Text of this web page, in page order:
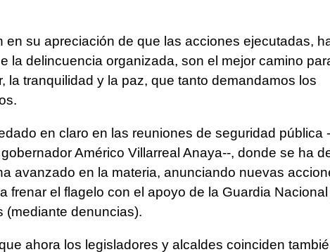
en su apreciación de que las acciones ejecutadas,
la delincuencia organizada, son el mejor camino
la tranquilidad y la paz, que tanto demandamos los
en claro en las reuniones de seguridad pública
Américo Villarreal Anaya--, donde se ha
avanzado en la materia, anunciando nuevas
frenar el flagelo con el apoyo de la Guardia
(mediante denuncias).
ahora los legisladores y alcaldes coinciden